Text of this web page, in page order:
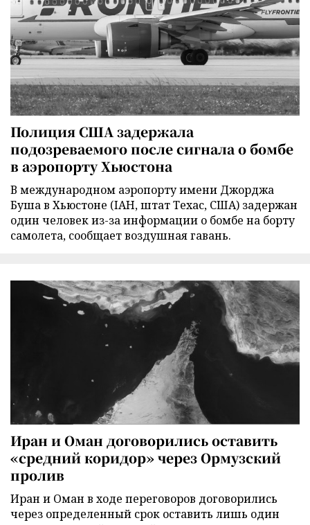
Полиция США задержала
подозреваемого после сигнала о бомбе
в аэропорту Хьюстона
В международном аэропорту имени Джорджа
Буша в Хьюстоне (IAH, штат Техас, США) задержан
один человек из-за информации о бомбе на борту
самолета, сообщает воздушная гавань.
Иран и Оман договорились оставить
«средний коридор» через Ормузский
пролив
Иран и Оман в ходе переговоров договорились
через определенный срок оставить лишь один